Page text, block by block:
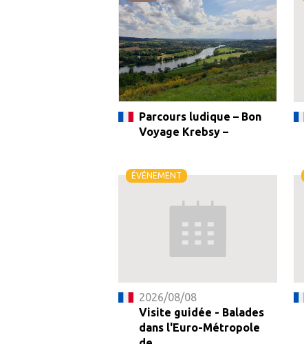
Parcours ludique – Bon
Voyage Krebsy –
ÉVÉNEMENT
2026/08/08
Visite guidée - Balades
dans l'Euro-Métropole